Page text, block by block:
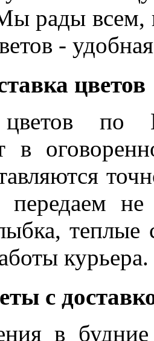
рады всем,
-
цветов
цветов по
в
не
теплые
курьера.
с
в